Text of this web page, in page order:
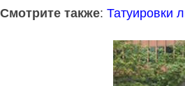
Смотрите также: Татуировки